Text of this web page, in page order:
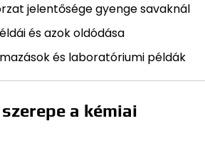
jelentősége gyenge savaknál
és azok oldódása
és laboratóriumi példák
a kémiai